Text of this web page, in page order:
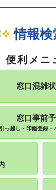
情報検
便利メニ
窓口混雑
窓口事前
っ越し・印鑑登録・